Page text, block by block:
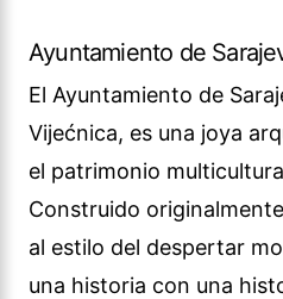
Ayuntamiento de
El Ayuntamiento de
Vijećnica, es una joya
el patrimonio
Construido
al estilo del despertar
una historia con una